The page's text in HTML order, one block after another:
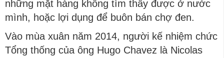
những mặt hàng không tìm thấy được ở nước
mình, hoặc lợi dụng để buôn bán chợ đen.
Vào mùa xuân năm 2014, người kế nhiệm chức
Tổng thống của ông Hugo Chavez là Nicolas